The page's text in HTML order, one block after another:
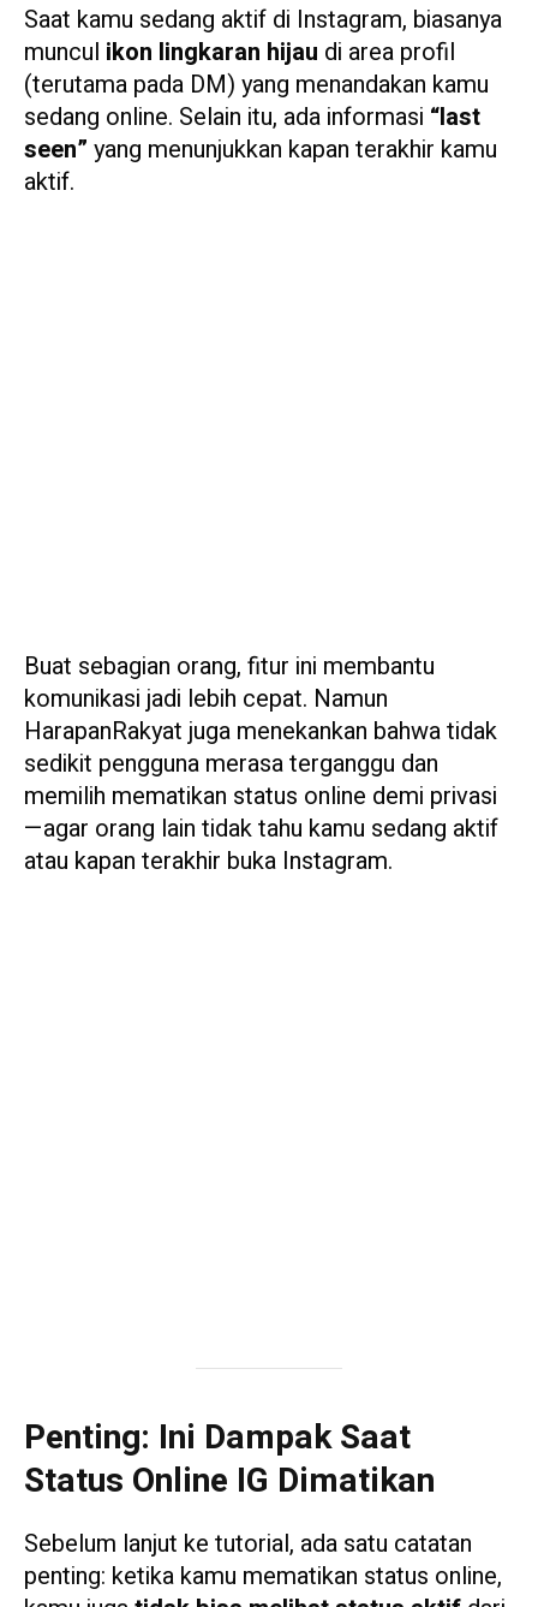
Saat kamu sedang aktif di Instagram, biasanya
muncul ikon lingkaran hijau di area profil
(terutama pada DM) yang menandakan kamu
sedang online. Selain itu, ada informasi “last
seen” yang menunjukkan kapan terakhir kamu
aktif.
Buat sebagian orang, fitur ini membantu
komunikasi jadi lebih cepat. Namun
HarapanRakyat juga menekankan bahwa tidak
sedikit pengguna merasa terganggu dan
memilih mematikan status online demi privasi
—agar orang lain tidak tahu kamu sedang aktif
atau kapan terakhir buka Instagram.
Penting: Ini Dampak Saat
Status Online IG Dimatikan
Sebelum lanjut ke tutorial, ada satu catatan
penting: ketika kamu mematikan status online,